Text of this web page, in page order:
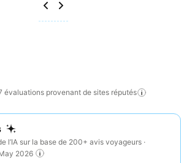
évaluations provenant de sites réputés
l’IA sur la base de 200+ avis voyageurs ·
2026